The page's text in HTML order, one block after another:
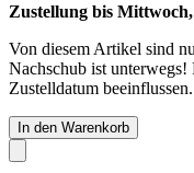
Zustellung bis
Von diesem Artikel sind
Nachschub ist
Zustelldatum beeinflussen.
In den Warenkorb